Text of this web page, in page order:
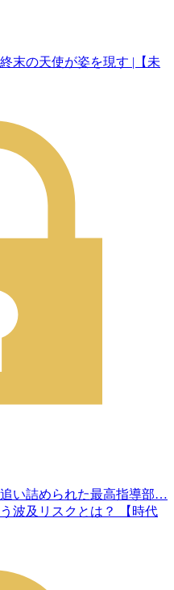
末の天使が姿を現す |【未
い詰められた最高指導部…
波及リスクとは？ 【時代